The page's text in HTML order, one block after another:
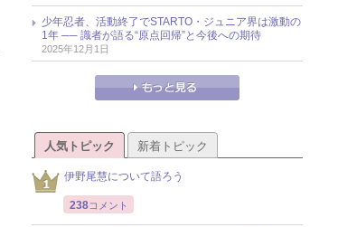
少年忍者、活動終了でSTARTO・ジュニア界は激動の
1年 ── 識者が語る“原点回帰”と今後への期待
2025年12月1日
人気トピック 新着トピック
伊野尾慧について語ろう
238コメント